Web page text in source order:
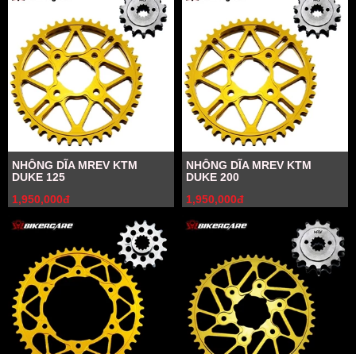
NHÔNG DĨA MREV KTM
DUKE 125
1,950,000đ
NHÔNG DĨA MREV KTM
DUKE 200
1,950,000đ